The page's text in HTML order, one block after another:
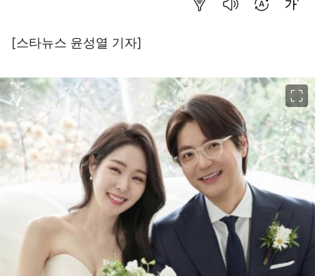
[스타뉴스 윤성열 기자]